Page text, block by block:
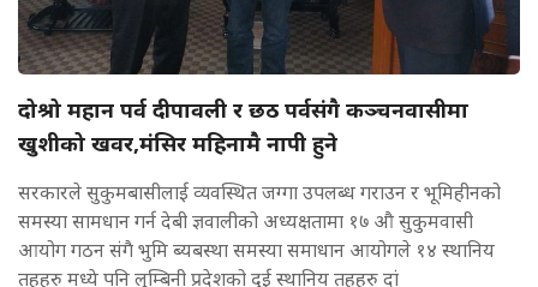
दोश्रो महान पर्व दीपावली र छठ पर्वसंगै कञ्चनवासीमा
खुशीको खवर,मंसिर महिनामै नापी हुने
सरकारले सुकुमबासीलाई व्यवस्थित जग्गा उपलब्ध गराउन र भूमिहीनको
समस्या सामधान गर्न देबी ज्ञवालीको अध्यक्षतामा १७ औ सुकुमवासी
आयोग गठन संगै भुमि ब्यबस्था समस्या समाधान आयोगले १४ स्थानिय
तहहरु मध्ये पनि लुम्बिनी प्रदेशको दुई स्थानिय तहहरु दां